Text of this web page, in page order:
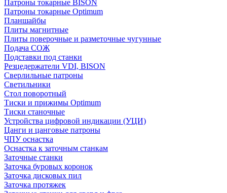
Патроны токарные BISON
Патроны токарные Optimum
Планшайбы
Плиты магнитные
Плиты поверочные и разметочные чугунные
Подача СОЖ
Подставки под станки
Резцедержатели VDI, BISON
Сверлильные патроны
Светильники
Стол поворотный
Тиски и прижимы Optimum
Тиски станочные
Устройства цифровой индикации (УЦИ)
Цанги и цанговые патроны
ЧПУ оснастка
Оснастка к заточным станкам
Заточные станки
Заточка буровых коронок
Заточка дисковых пил
Заточка протяжек